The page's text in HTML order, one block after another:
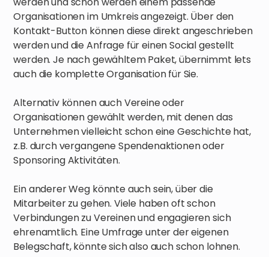
Organisationen im Umkreis angezeigt. Über den
Kontakt-Button können diese direkt angeschrieben
werden und die Anfrage für einen Social gestellt
werden. Je nach gewähltem Paket, übernimmt lets
auch die komplette Organisation für Sie.
Alternativ können auch Vereine oder
Organisationen gewählt werden, mit denen das
Unternehmen vielleicht schon eine Geschichte hat,
z.B. durch vergangene Spendenaktionen oder
Sponsoring Aktivitäten.
Ein anderer Weg könnte auch sein, über die
Mitarbeiter zu gehen. Viele haben oft schon
Verbindungen zu Vereinen und engagieren sich
ehrenamtlich. Eine Umfrage unter der eigenen
Belegschaft, könnte sich also auch schon lohnen.